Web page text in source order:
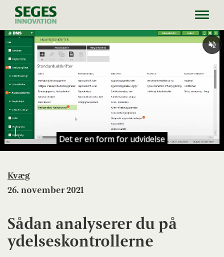
Kvæg
26. november 2021
Sådan analyserer du på
ydelseskontrollerne